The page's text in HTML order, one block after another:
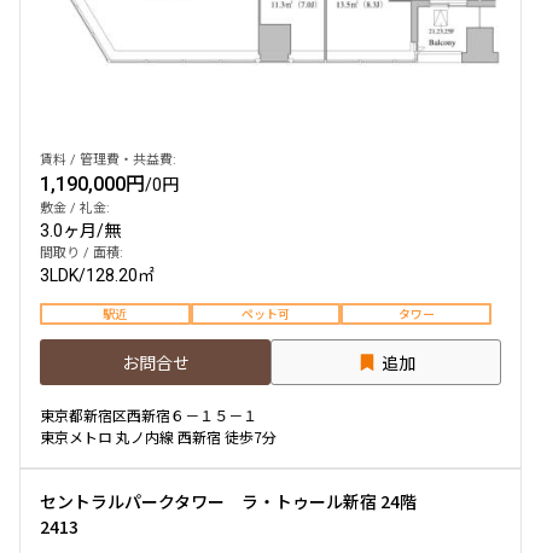
賃料 / 管理費・共益費:
1,190,000円/0円
敷金 / 礼金:
3.0ヶ月/無
間取り / 面積:
3LDK/128.20㎡
駅近 ペット可 タワー
お問合せ 追加
東京都新宿区西新宿６－１５－１
東京メトロ 丸ノ内線 西新宿 徒歩7分
セントラルパークタワー ラ・トゥール新宿 24階
2413